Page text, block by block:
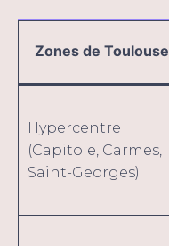
Zones de Toulouse
Hypercentre
(Capitole, Carmes,
Saint-Georges)